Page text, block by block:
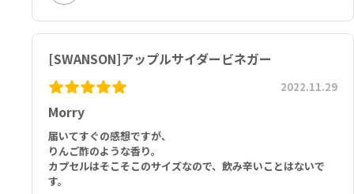
[SWANSON]アップルサイダービネガー
Morry
2022.11.29
届いてすぐの感想ですが、
りんご酢のような香り。
カプセルはそこそこのサイズなので、飲み辛いことはないで
す。